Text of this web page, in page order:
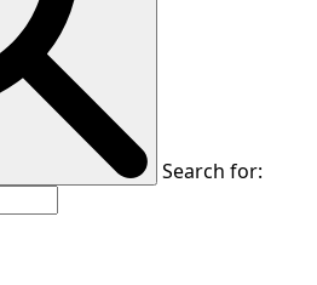
Search for: